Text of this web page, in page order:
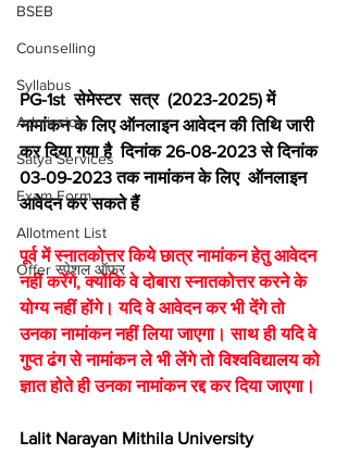
BSEB
Counselling
Syllabus
Admission
Satya Services
Exam Form
Allotment List
Offer स्पेशल ऑफर
PG-1st  सेमेस्टर  सत्र  (2023-2025) में
नामांकन के लिए ऑनलाइन आवेदन की तिथि जारी
कर दिया गया है  दिनांक 26-08-2023 से दिनांक
03-09-2023 तक नामांकन के लिए  ऑनलाइन
आवेदन कर सकते हैं
पूर्व में स्नातकोत्तर किये छात्र नामांकन हेतु आवेदन
नहीं करेंगे, क्योंकि वे दोबारा स्नातकोत्तर करने के
योग्य नहीं होंगे। यदि वे आवेदन कर भी देंगे तो
उनका नामांकन नहीं लिया जाएगा। साथ ही यदि वे
गुप्त ढंग से नामांकन ले भी लेंगे तो विश्वविद्यालय को
ज्ञात होते ही उनका नामांकन रद्द कर दिया जाएगा।
Lalit Narayan Mithila University